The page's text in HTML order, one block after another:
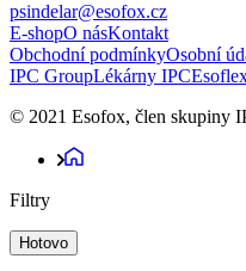
psindelar@esofox.cz
E-shopO násKontakt
Obchodní podmínkyOsobní
IPC GroupLékárny IPC
© 2021 Esofox, člen skupiny
Filtry
Hotovo